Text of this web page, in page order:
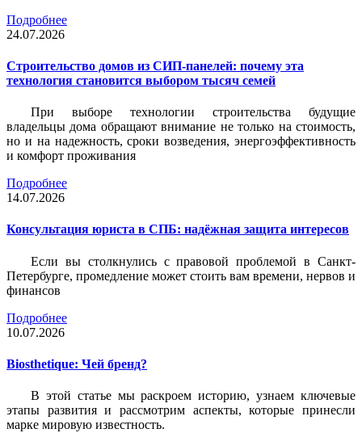
Подробнее
24.07.2026
Строительство домов из СИП-панелей: почему эта
технология становится выбором тысяч семей
При выборе технологии строительства будущие
владельцы дома обращают внимание не только на стоимость,
но и на надежность, сроки возведения, энергоэффективность
и комфорт проживания
Подробнее
14.07.2026
Консультация юриста в СПБ: надёжная защита интересов
Если вы столкнулись с правовой проблемой в Санкт-
Петербурге, промедление может стоить вам времени, нервов и
финансов
Подробнее
10.07.2026
Biosthetique: Чей бренд?
В этой статье мы раскроем историю, узнаем ключевые
этапы развития и рассмотрим аспекты, которые принесли
марке мировую известность.